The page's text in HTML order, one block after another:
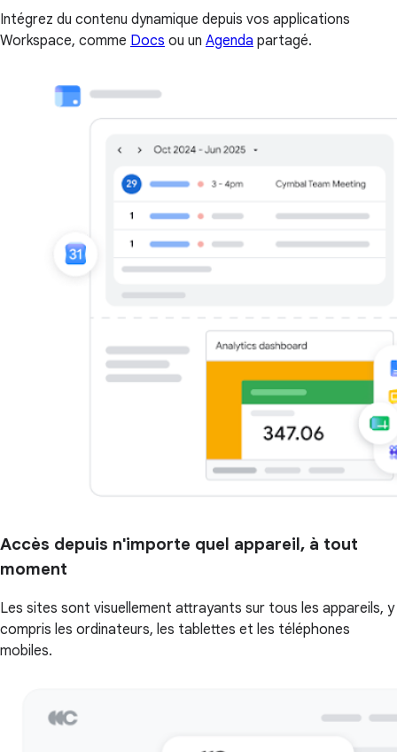
Intégrez du contenu dynamique depuis vos applications
Workspace, comme Docs ou un Agenda partagé.
Accès depuis n'importe quel appareil, à tout
moment
Les sites sont visuellement attrayants sur tous les appareils, y
compris les ordinateurs, les tablettes et les téléphones
mobiles.